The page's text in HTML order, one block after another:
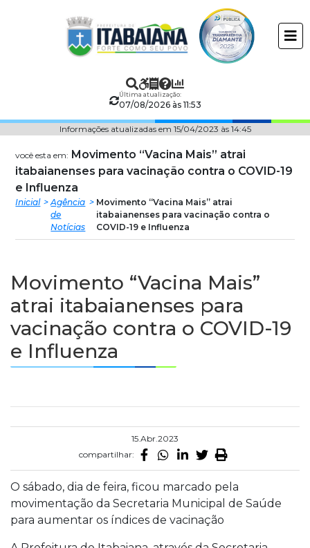
Prefeitura
Municipal
Itabaiana
Última atualização:
07/08/2026 às 11:53
Informações atualizadas em 15/04/2023 às 14:45
você esta em: Movimento “Vacina Mais” atrai
itabaianenses para vacinação contra o COVID-19
e Influenza
Inicial
Agência
de
Notícias
Movimento “Vacina Mais” atrai
itabaianenses para vacinação contra o
COVID-19 e Influenza
Movimento “Vacina Mais”
atrai itabaianenses para
vacinação contra o COVID-19
e Influenza
15.Abr.2023
compartilhar:
O sábado, dia de feira, ficou marcado pela
movimentação da Secretaria Municipal de Saúde
para aumentar os índices de vacinação